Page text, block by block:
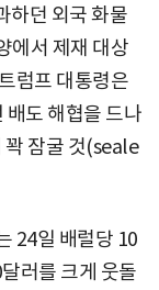
하던 외국 화물
에서 제재 대상
럼프 대통령은
도 해협을 드나
꽉 잠굴 것(seale
24일 배럴당 10
러를 크게 웃돌